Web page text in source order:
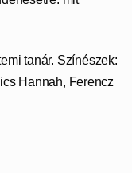
tanár. Színészek:
Hannah, Ferencz